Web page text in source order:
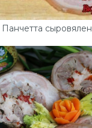
Панчетта